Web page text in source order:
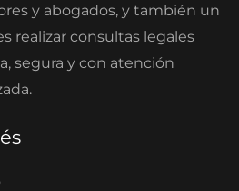
y abogados, y también un
realizar consultas legales
segura y con atención